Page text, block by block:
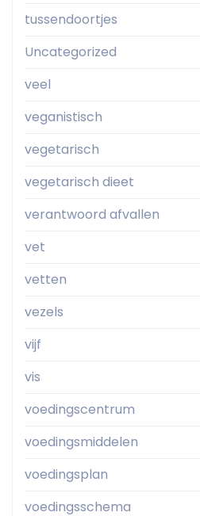
tussendoortjes
Uncategorized
veel
veganistisch
vegetarisch
vegetarisch dieet
verantwoord afvallen
vet
vetten
vezels
vijf
vis
voedingscentrum
voedingsmiddelen
voedingsplan
voedingsschema